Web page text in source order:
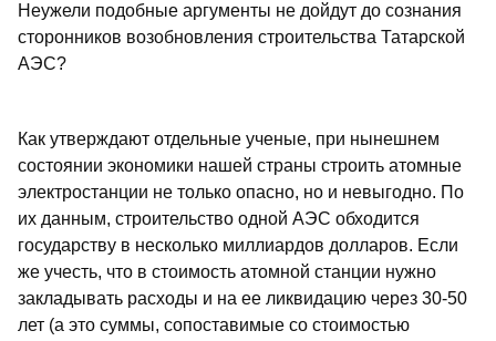
Неужели подобные аргументы не дойдут до сознания
сторонников возобновления строительства Татарской
АЭС?
Как утверждают отдельные ученые, при нынешнем
состоянии экономики нашей страны строить атомные
электростанции не только опасно, но и невыгодно. По
их данным, строительство одной АЭС обходится
государству в несколько миллиардов долларов. Если
же учесть, что в стоимость атомной станции нужно
закладывать расходы и на ее ликвидацию через 30-50
лет (а это суммы, сопоставимые со стоимостью